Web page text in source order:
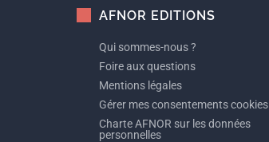
AFNOR EDITIONS
Qui sommes-nous ?
Foire aux questions
Mentions légales
Gérer mes consentements cookies
Charte AFNOR sur les données
personnelles